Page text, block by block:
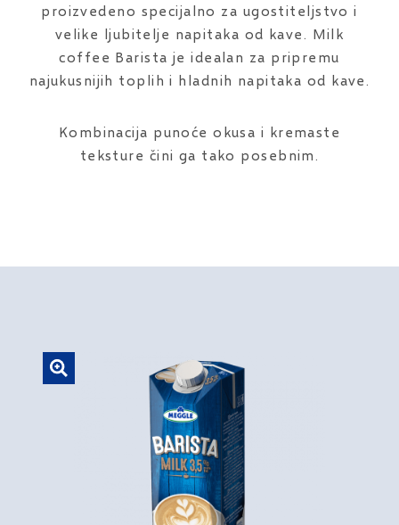
proizvedeno specijalno za ugostiteljstvo i
velike ljubitelje napitaka od kave. Milk
coffee Barista je idealan za pripremu
najukusnijih toplih i hladnih napitaka od kave.
Kombinacija punoće okusa i kremaste
teksture čini ga tako posebnim.